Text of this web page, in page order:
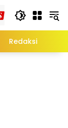
Redaksi